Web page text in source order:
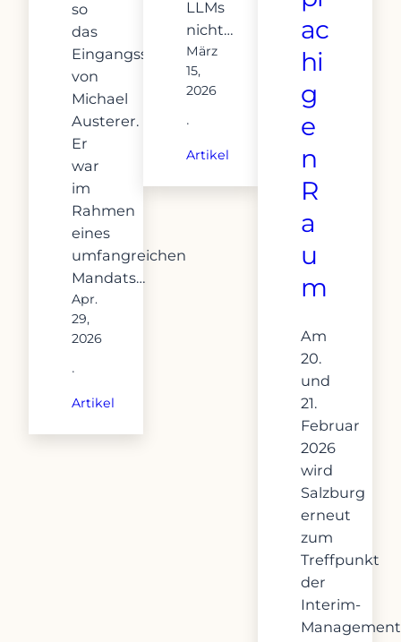
so
das
Eingangsstatement
von
Michael
Austerer.
Er
war
im
Rahmen
eines
umfangreichen
Mandats…
Apr.
29,
2026
·
Artikel
LLMs
nicht…
März
15,
2026
·
Artikel
ac
hi
g
e
n
R
a
u
m
Am
20.
und
21.
Februar
2026
wird
Salzburg
erneut
zum
Treffpunkt
der
Interim-